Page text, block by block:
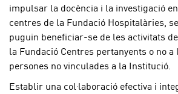
impulsar la docència i la investigació
centres de la Fundació Hospitalàries,
puguin beneficiar-se de les activitats
la Fundació Centres pertanyents o no a
persones no vinculades a la Institució.
Establir una col·laboració efectiva i